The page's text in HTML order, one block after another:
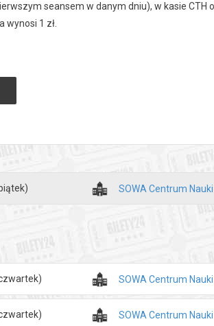
seansem w danym dniu), w kasie
wynosi 1 zł.
16.00
mogą ulec zmianie. Możliwe terminy
zł
SOWA Centrum
SOWA Centrum
SOWA Centrum